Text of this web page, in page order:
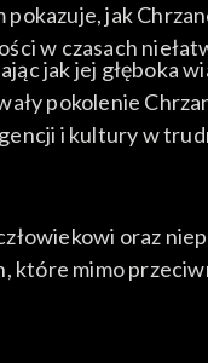
jak
w czasach
jak jej głęboka
pokolenie
i kultury w
oraz
które mimo